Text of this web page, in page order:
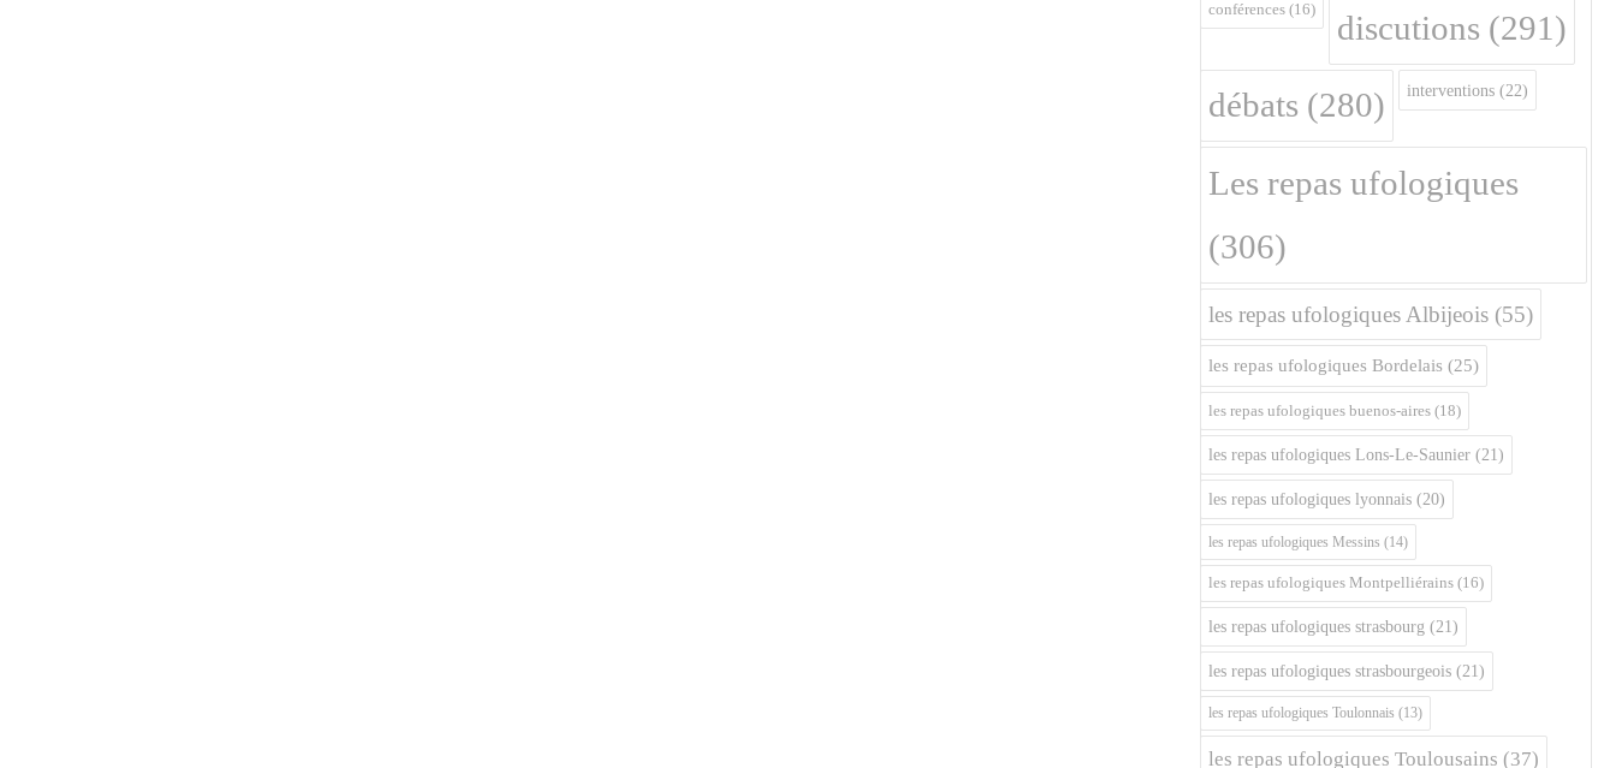
conférences (16) discutions (291)
débats (280) interventions (22)
Les repas ufologiques
(306)
les repas ufologiques Albijeois (55)
les repas ufologiques Bordelais (25)
les repas ufologiques buenos-aires (18)
les repas ufologiques Lons-Le-Saunier (21)
les repas ufologiques lyonnais (20)
les repas ufologiques Messins (14)
les repas ufologiques Montpelliérains (16)
les repas ufologiques strasbourg (21)
les repas ufologiques strasbourgeois (21)
les repas ufologiques Toulonnais (13)
les repas ufologiques Toulousains (37)